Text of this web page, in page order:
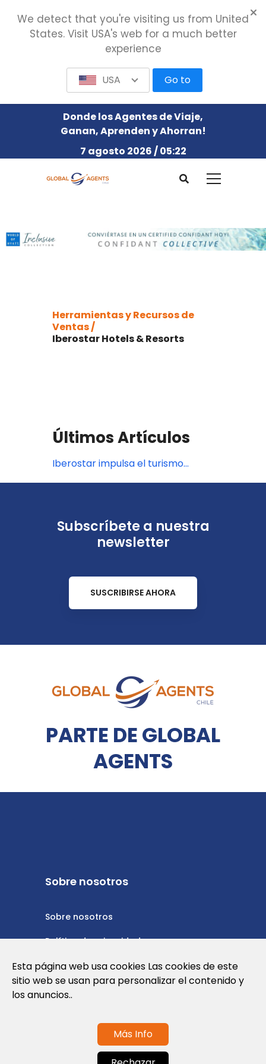
Donde los Agentes de Viaje,
Ganan, Aprenden y Ahorran!
7 agosto 2026 / 05:22
Herramientas y Recursos de
Ventas /
Iberostar Hotels & Resorts
Últimos Artículos
Iberostar impulsa el turismo
Subscríbete a nuestra
newsletter
SUSCRIBIRSE AHORA
PARTE DE GLOBAL
AGENTS
Sobre nosotros
Sobre nosotros
Política de privacidad
Política de cookies
Nota Legal y Condiciones de Uso de la
Contáctanos
Esta página web usa cookies Las cookies de este
sitio web se usan para personalizar el contenido y
los anuncios..
Más Info
We detect that you're visiting us from United
States. Visit USA's web for a much better
experience
USA Go to